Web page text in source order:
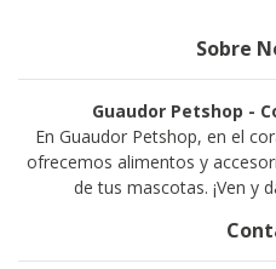
Sobre
Guaudor Petshop -
En Guaudor Petshop, en el
ofrecemos alimentos y
de tus mascotas. ¡Ven y